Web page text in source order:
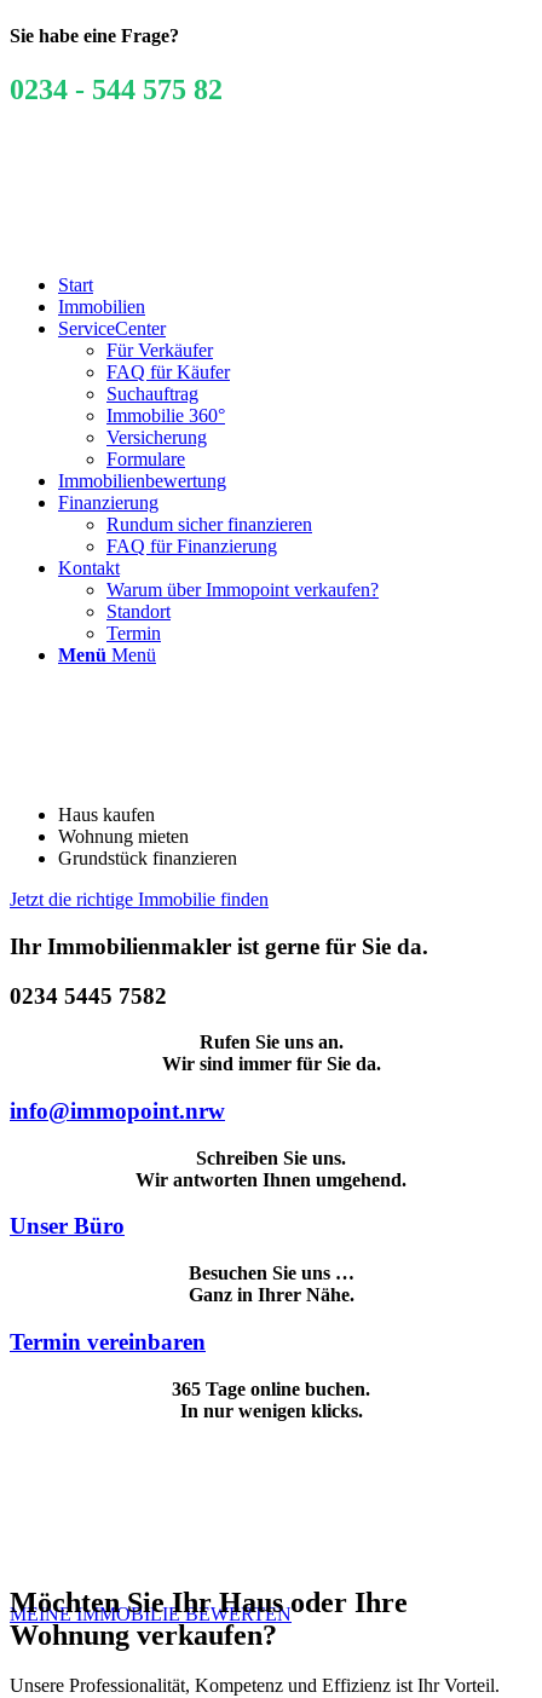
Sie habe eine Frage?
0234 - 544 575 82
Start
Immobilien
ServiceCenter
Für Verkäufer
FAQ für Käufer
Suchauftrag
Immobilie 360°
Versicherung
Formulare
Immobilienbewertung
Finanzierung
Rundum sicher finanzieren
FAQ für Finanzierung
Kontakt
Warum über Immopoint verkaufen?
Standort
Termin
Menü Menü
Haus kaufen
Wohnung mieten
Grundstück finanzieren
Jetzt die richtige Immobilie finden
Ihr Immobilienmakler ist gerne für Sie da.
0234 5445 7582
Rufen Sie uns an.
Wir sind immer für Sie da.
info@immopoint.nrw
Schreiben Sie uns.
Wir antworten Ihnen umgehend.
Unser Büro
Besuchen Sie uns …
Ganz in Ihrer Nähe.
Termin vereinbaren
365 Tage online buchen.
In nur wenigen klicks.
MEINE IMMOBILIE BEWERTEN
Möchten Sie Ihr Haus oder Ihre
Wohnung verkaufen?
Unsere Professionalität, Kompetenz und Effizienz ist Ihr Vorteil.